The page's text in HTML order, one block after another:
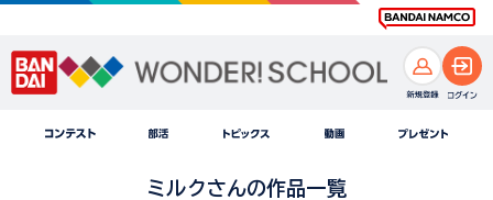
ミルクさんの作品一覧